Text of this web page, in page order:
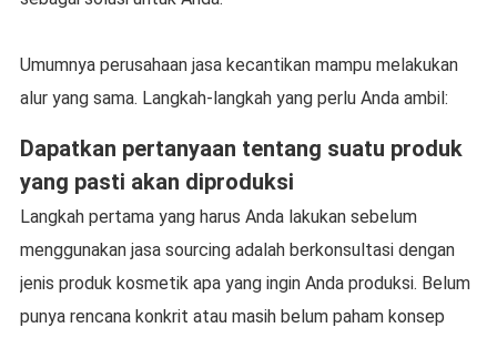
Umumnya perusahaan jasa kecantikan mampu melakukan
alur yang sama. Langkah-langkah yang perlu Anda ambil:
Dapatkan pertanyaan tentang suatu produk
yang pasti akan diproduksi
Langkah pertama yang harus Anda lakukan sebelum
menggunakan jasa sourcing adalah berkonsultasi dengan
jenis produk kosmetik apa yang ingin Anda produksi. Belum
punya rencana konkrit atau masih belum paham konsep